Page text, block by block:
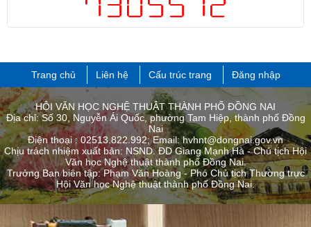
Trang chủ Liên hệ Cấu trúc trang Đăng nhập
HỘI VĂN HỌC NGHỆ THUẬT THÀNH PHỐ ĐỒNG NAI
Địa chỉ: Số 30, Nguyễn Ái Quốc, phường Tam Hiệp, thành phố Đồng
Nai
Điện thoại : 02513.822.992; Email: hvhnt@dongnai.gov.vn
Chịu trách nhiệm xuất bản: NSND. ĐD Giang Mạnh Hà - Chủ tịch Hội
Văn học Nghệ thuật thành phố Đồng Nai.
Trưởng Ban biên tập: Phạm Văn Hoàng - Phó Chủ tịch Thường trực
Hội Văn học Nghệ thuật thành phố ​Đồng Nai.